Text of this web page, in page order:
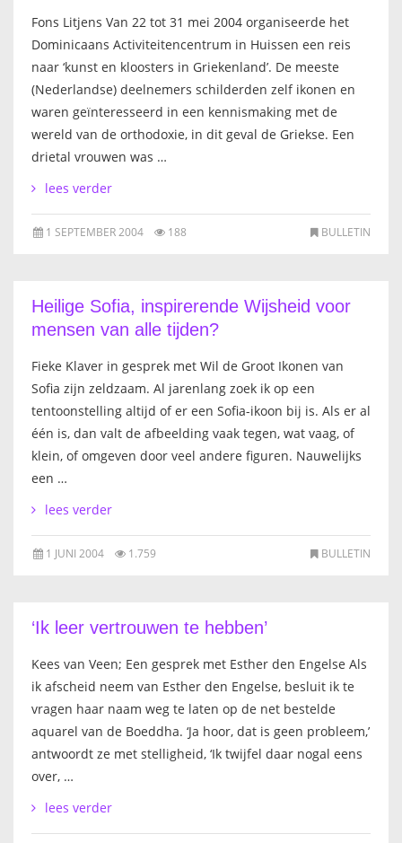
ENGLISH
FRANÇAIS
Fons Litjens Van 22 tot 31 mei 2004 organiseerde het
Dominicaans Activiteitencentrum in Huissen een reis
naar ‘kunst en kloosters in Griekenland’. De meeste
(Nederlandse) deelnemers schilderden zelf ikonen en
waren geïnteresseerd in een kennismaking met de
wereld van de orthodoxie, in dit geval de Griekse. Een
drietal vrouwen was …
lees verder
BULLETIN
1 SEPTEMBER 2004 188
Heilige Sofia, inspirerende Wijsheid voor
mensen van alle tijden?
Fieke Klaver in gesprek met Wil de Groot Ikonen van
Sofia zijn zeldzaam. Al jarenlang zoek ik op een
tentoonstelling altijd of er een Sofia-ikoon bij is. Als er al
één is, dan valt de afbeelding vaak tegen, wat vaag, of
klein, of omgeven door veel andere figuren. Nauwelijks
een …
lees verder
BULLETIN
1 JUNI 2004 1.759
‘Ik leer vertrouwen te hebben’
Kees van Veen; Een gesprek met Esther den Engelse Als
ik afscheid neem van Esther den Engelse, besluit ik te
vragen haar naam weg te laten op de net bestelde
aquarel van de Boeddha. ‘Ja hoor, dat is geen probleem,’
antwoordt ze met stelligheid, ‘Ik twijfel daar nogal eens
over, …
lees verder